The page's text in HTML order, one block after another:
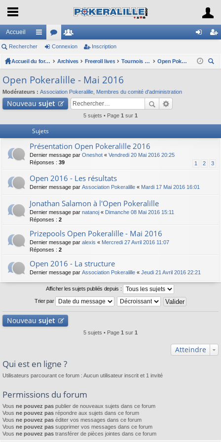
Accueil
ac
co
ci
s
or
u
s
e
m
br
es
ne cri
Rechercher Connexion Inscription
Accueil du forum Archives Freeroll lives Tournois Freeroll(*) Live organisés par l'association
Open Pokeralille - Mai 2016
Open Pokeralille - Mai 2016
Modérateurs : Association Pokeralille Membres du comité d'administration
Nouveau sujet
5 sujets • Page 1 sur 1
Sujets
Présentation Open Pokeralille 2016
Dernier message par Oneshot « Vendredi 20 Mai 2016 20:25
Réponses : 39 1 2 3
Open 2016 - Les résultats
Dernier message par Association Pokeralille « Mardi 17 Mai 2016 16:01
Jonathan Salamon à l'Open Pokeralille
Dernier message par natanoj « Dimanche 08 Mai 2016 15:11
Réponses : 2
Prizepools Open Pokeralille - Mai 2016
Dernier message par alexis « Mercredi 27 Avril 2016 11:07
Réponses : 2
Open 2016 - La structure
Dernier message par Association Pokeralille « Jeudi 21 Avril 2016 22:21
Afficher les sujets publiés depuis :
Trier par
Nouveau sujet
5 sujets • Page 1 sur 1
Atteindre
Qui est en ligne ?
Utilisateurs parcourant ce forum : Aucun utilisateur inscrit et 1 invité
Permissions du forum
Vous ne pouvez pas publier de nouveaux sujets dans ce forum
Vous ne pouvez pas répondre aux sujets dans ce forum
Vous ne pouvez pas éditer vos messages dans ce forum
Vous ne pouvez pas supprimer vos messages dans ce forum
Vous ne pouvez pas transférer de pièces jointes dans ce forum